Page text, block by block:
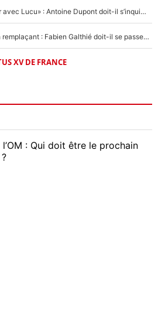
«Le XV de France est meilleur avec Lucu» : Antoine Dupont doit-il s’inquiéter pour sa place ?
Le XV de France a trouvé son remplaçant : Fabien Galthié doit-il se passer d'Antoine Dupont ?
XV DE FRANCE
: Qui doit être le prochain